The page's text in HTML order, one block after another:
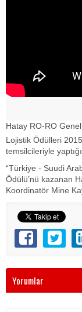
Hatay RO-RO
Lojistik Ödülleri
temsilcileriyle
“Türkiye - Suudi
Ödülü’nü kazanan
Koordinatör Mine
Yorumlar